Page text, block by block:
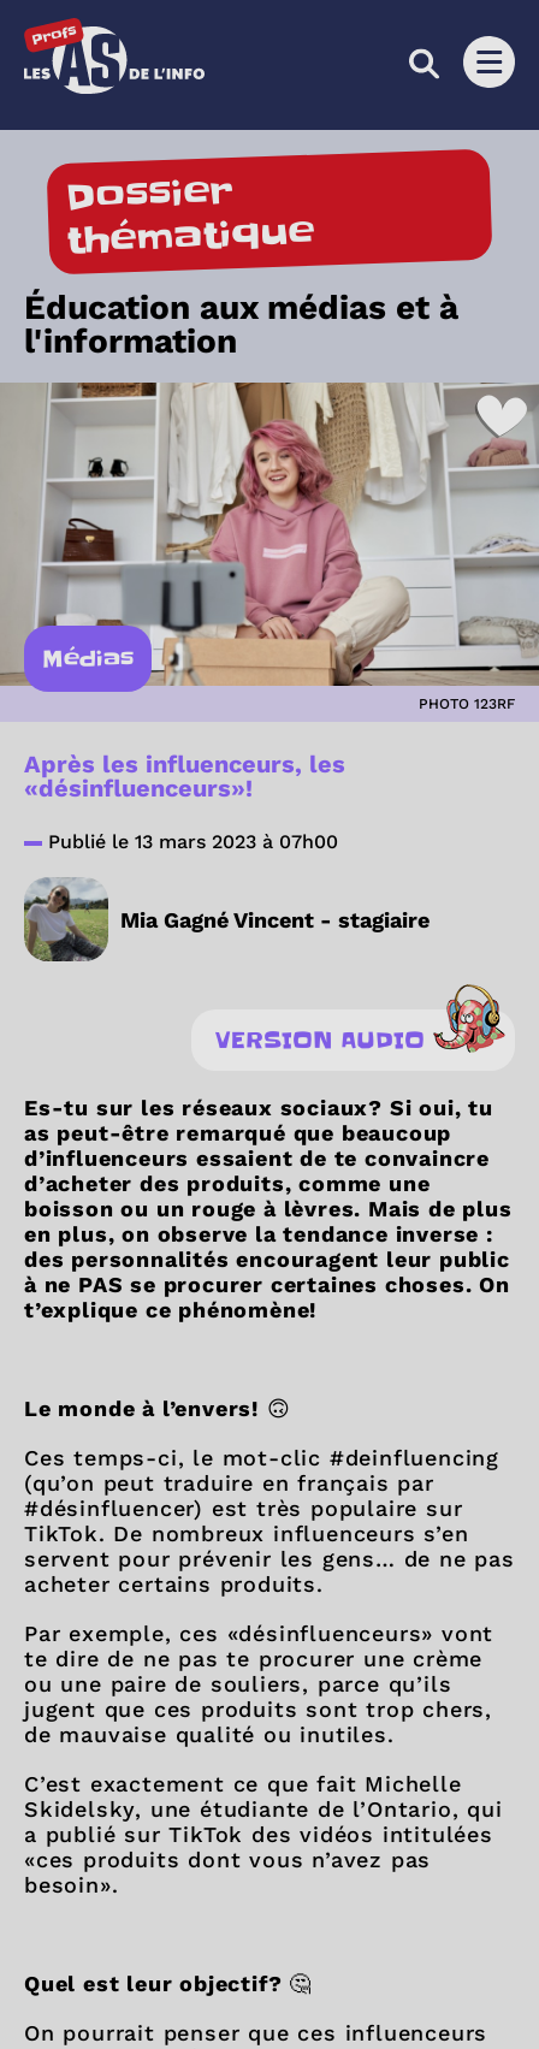
Les as de l'info
Dossier
thématique
Éducation aux médias et à
l'information
Médias
PHOTO 123RF
Après les influenceurs, les
«désinfluenceurs»!
Publié le 13 mars 2023 à 07h00
Mia Gagné Vincent - stagiaire
VERSION AUDIO
Es-tu sur les réseaux sociaux? Si oui, tu
as peut-être remarqué que beaucoup
d’influenceurs essaient de te convaincre
d’acheter des produits, comme une
boisson ou un rouge à lèvres. Mais de plus
en plus, on observe la tendance inverse :
des personnalités encouragent leur public
à ne PAS se procurer certaines choses. On
t’explique ce phénomène!
Le monde à l’envers! 🙃
Ces temps-ci, le mot-clic #deinfluencing
(qu’on peut traduire en français par
#désinfluencer) est très populaire sur
TikTok. De nombreux influenceurs s’en
servent pour prévenir les gens… de ne pas
acheter certains produits.
Par exemple, ces «désinfluenceurs» vont
te dire de ne pas te procurer une crème
ou une paire de souliers, parce qu’ils
jugent que ces produits sont trop chers,
de mauvaise qualité ou inutiles.
C’est exactement ce que fait Michelle
Skidelsky, une étudiante de l’Ontario, qui
a publié sur TikTok des vidéos intitulées
«ces produits dont vous n’avez pas
besoin».
Quel est leur objectif? 🤔
On pourrait penser que ces influenceurs